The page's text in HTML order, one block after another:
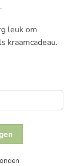
leuk om
kraamcadeau.
aantal